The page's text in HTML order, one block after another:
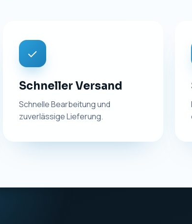
✓
Schneller Versand
Schnelle Bearbeitung und
zuverlässige Lieferung.